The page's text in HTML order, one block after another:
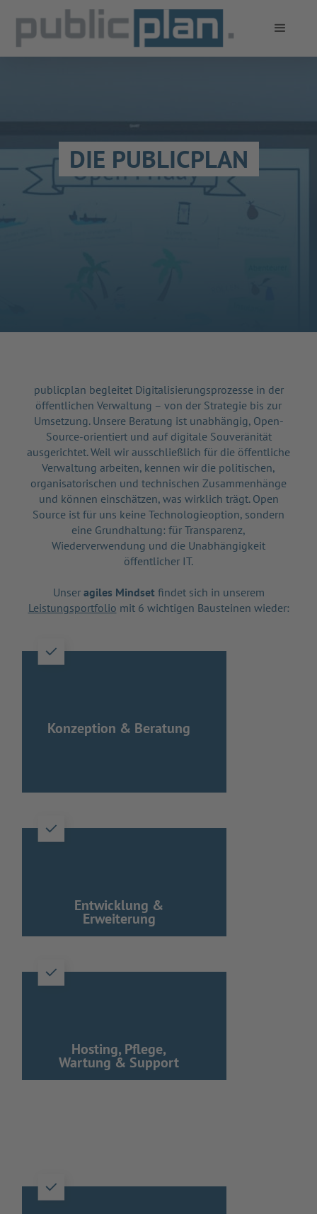
DIE PUBLICPLAN
publicplan begleitet Digitalisierungsprozesse in der
öffentlichen Verwaltung – von der Strategie bis zur
Umsetzung. Unsere Beratung ist unabhängig, Open-
Source-orientiert und auf digitale Souveränität
ausgerichtet. Weil wir ausschließlich für die öffentliche
Verwaltung arbeiten, kennen wir die politischen,
organisatorischen und technischen Zusammenhänge
und können einschätzen, was wirklich trägt. Open
Source ist für uns keine Technologieoption, sondern
eine Grundhaltung: für Transparenz,
Wiederverwendung und die Unabhängigkeit
öffentlicher IT.
Unser agiles Mindset findet sich in unserem
Leistungsportfolio mit 6 wichtigen Bausteinen wieder:
Konzeption & Beratung
Entwicklung &
Erweiterung
Hosting, Pflege,
Wartung & Support